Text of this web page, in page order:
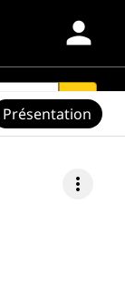
person
search
more_vert
Présentation